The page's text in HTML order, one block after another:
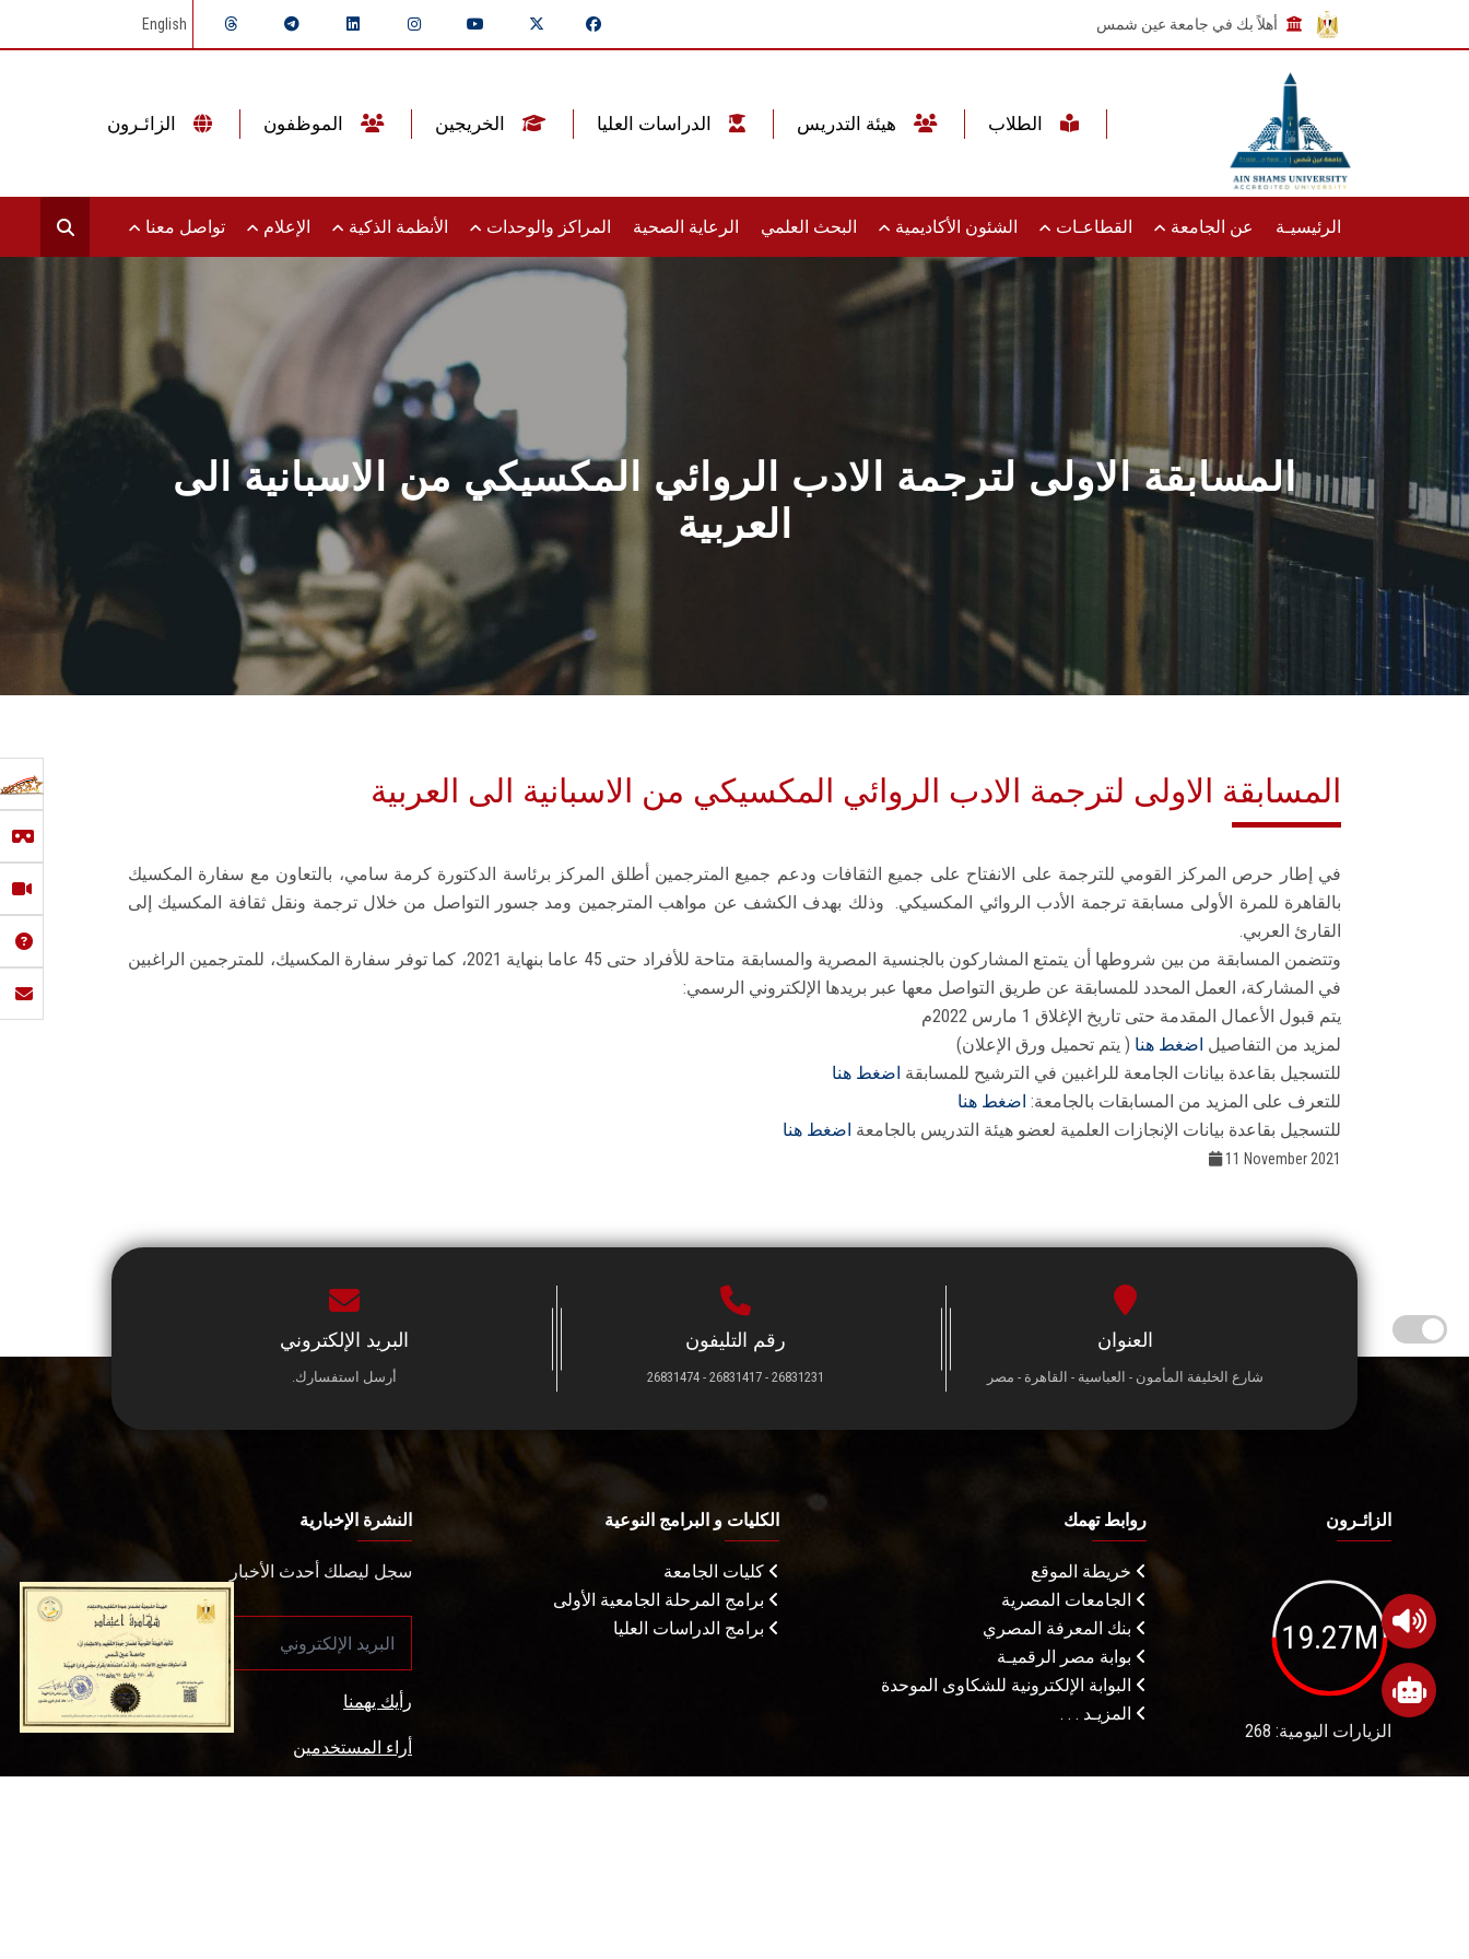
أهلاً بك في جامعة عين شمس English
الرئيسيـة عن الجامعة القطاعـات الشئون الأكاديمية البحث العلمي الرعاية الصحية المراكز والوحدات الأنظمة الذكية الإعلام تواصل معنا
المسابقة الاولى لترجمة الادب الروائي المكسيكي من الاسبانية الى
العربية
المسابقة الاولى لترجمة الادب الروائي المكسيكي من الاسبانية الى العربية
في إطار حرص المركز القومي للترجمة على الانفتاح على جميع الثقافات ودعم جميع المترجمين أطلق المركز برئاسة الدكتورة كرمة سامي، بالتعاون مع سفارة المكسيك
بالقاهرة للمرة الأولى مسابقة ترجمة الأدب الروائي المكسيكي. وذلك بهدف الكشف عن مواهب المترجمين ومد جسور التواصل من خلال ترجمة ونقل ثقافة المكسيك إلى
القارئ العربي.
وتتضمن المسابقة من بين شروطها أن يتمتع المشاركون بالجنسية المصرية والمسابقة متاحة للأفراد حتى 45 عاما بنهاية 2021، كما توفر سفارة المكسيك، للمترجمين الراغبين
في المشاركة، العمل المحدد للمسابقة عن طريق التواصل معها عبر بريدها الإلكتروني الرسمي:
يتم قبول الأعمال المقدمة حتى تاريخ الإغلاق 1 مارس 2022م
لمزيد من التفاصيل اضغط هنا ( يتم تحميل ورق الإعلان)
للتسجيل بقاعدة بيانات الجامعة للراغبين في الترشيح للمسابقة اضغط هنا
للتعرف على المزيد من المسابقات بالجامعة: اضغط هنا
للتسجيل بقاعدة بيانات الإنجازات العلمية لعضو هيئة التدريس بالجامعة اضغط هنا
11 November 2021
العنوان
شارع الخليفة المأمون - العباسية - القاهرة - مصر
رقم التليفون
26831231 - 26831417 - 26831474
البريد الإلكتروني
أرسل استفسارك.
الزائـرون
19.27M
الزيارات اليومية: 268
روابط تهمك
خريطة الموقع
الجامعات المصرية
بنك المعرفة المصري
بوابة مصر الرقميـة
البوابة الإلكترونية للشكاوى الموحدة
المزيـد . . .
الكليات و البرامج النوعية
كليات الجامعة
برامج المرحلة الجامعية الأولى
برامج الدراسات العليا
النشرة الإخبارية
سجل ليصلك أحدث الأخبار
رأيك يهمنا
أراء المستخدمين